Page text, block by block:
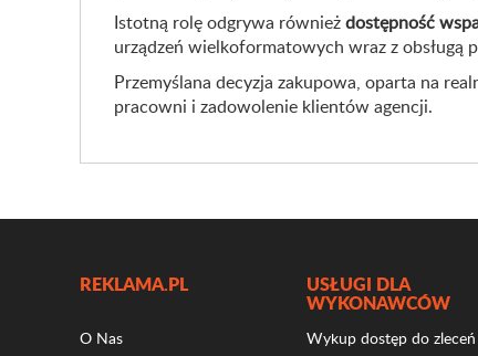
Istotną rolę odgrywa równieżdostępność
urządzeń wielkoformatowych wraz z obsługą
Przemyślana decyzja zakupowa, oparta na
pracowni i zadowolenie klientów agencji.
REKLAMA.PL
O Nas
USŁUGI DLA
WYKONAWCÓW
Wykup dostęp do zleceń